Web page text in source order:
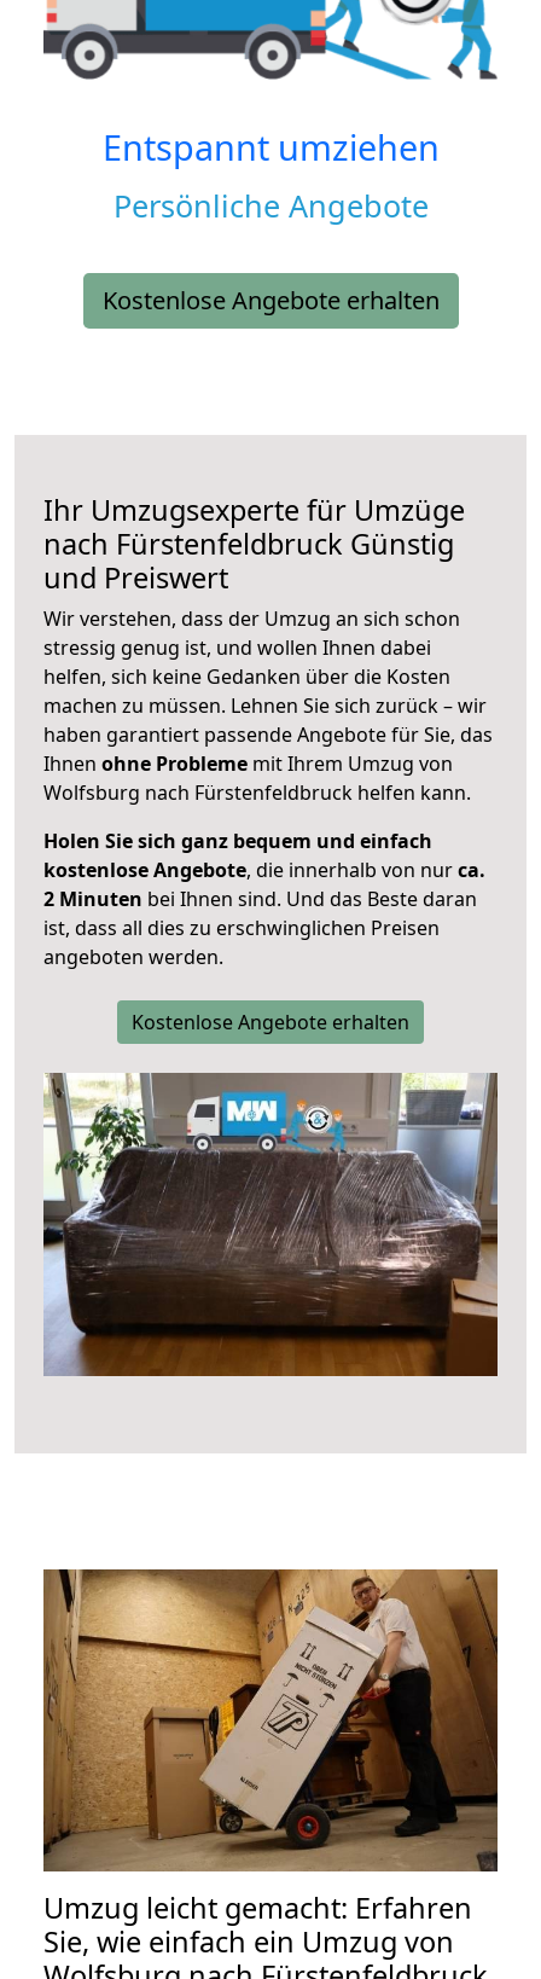
Entspannt umziehen
Persönliche Angebote
Kostenlose Angebote erhalten
Ihr Umzugsexperte für Umzüge
nach Fürstenfeldbruck Günstig
und Preiswert
Wir verstehen, dass der Umzug an sich schon
stressig genug ist, und wollen Ihnen dabei
helfen, sich keine Gedanken über die Kosten
machen zu müssen. Lehnen Sie sich zurück – wir
haben garantiert passende Angebote für Sie, das
Ihnen ohne Probleme mit Ihrem Umzug von
Wolfsburg nach Fürstenfeldbruck helfen kann.
Holen Sie sich ganz bequem und einfach
kostenlose Angebote, die innerhalb von nurca.
2 Minuten bei Ihnen sind. Und das Beste daran
ist, dass all dies zu erschwinglichen Preisen
angeboten werden.
Kostenlose Angebote erhalten
Umzug leicht gemacht: Erfahren
Sie, wie einfach ein Umzug von